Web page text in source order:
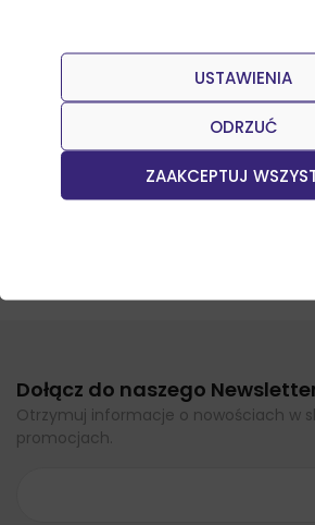
ZAAKCEPTUJ
ODRZUĆ
USTAWIENIA
Promocja
Dołącz do naszego
Otrzymuj informacje o nowościach w
promocjach.